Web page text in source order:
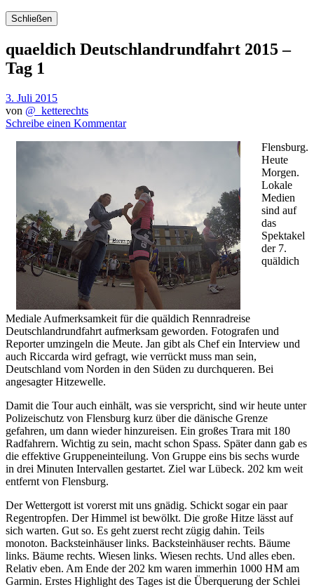
Schließen
quaeldich Deutschlandrundfahrt 2015 –
Tag 1
3. Juli 2015
von @_ketterechts
Schreibe einen Kommentar
Mediale Aufmerksamkeit für die quäldich Rennradreise
Flensburg.
Heute
Morgen.
Lokale
Medien
sind auf
das
Spektakel
der 7.
quäldich
Deutschlandrundfahrt aufmerksam geworden. Fotografen und
Reporter umzingeln die Meute. Jan gibt als Chef ein Interview und
auch Riccarda wird gefragt, wie verrückt muss man sein,
Deutschland vom Norden in den Süden zu durchqueren. Bei
angesagter Hitzewelle.
Damit die Tour auch einhält, was sie verspricht, sind wir heute unter
Polizeischutz von Flensburg kurz über die dänische Grenze
gefahren, um dann wieder hinzureisen. Ein großes Trara mit 180
Radfahrern. Wichtig zu sein, macht schon Spass. Später dann gab es
die effektive Gruppeneinteilung. Von Gruppe eins bis sechs wurde
in drei Minuten Intervallen gestartet. Ziel war Lübeck. 202 km weit
entfernt von Flensburg.
Der Wettergott ist vorerst mit uns gnädig. Schickt sogar ein paar
Regentropfen. Der Himmel ist bewölkt. Die große Hitze lässt auf
sich warten. Gut so. Es geht zuerst recht zügig dahin. Teils
monoton. Backsteinhäuser links. Backsteinhäuser rechts. Bäume
links. Bäume rechts. Wiesen links. Wiesen rechts. Und alles eben.
Relativ eben. Am Ende der 202 km waren immerhin 1000 HM am
Garmin. Erstes Highlight des Tages ist die Überquerung der Schlei